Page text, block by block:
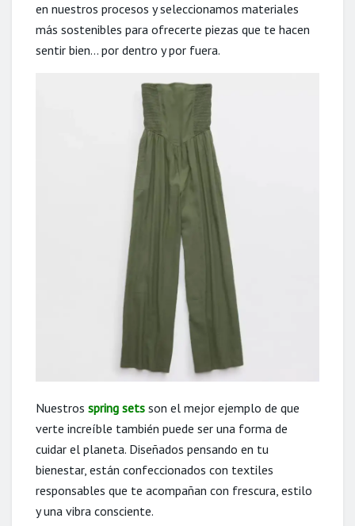
en nuestros procesos y seleccionamos materiales
más sostenibles para ofrecerte piezas que te hacen
sentir bien… por dentro y por fuera.
Nuestros spring sets son el mejor ejemplo de que
verte increíble también puede ser una forma de
cuidar el planeta. Diseñados pensando en tu
bienestar, están confeccionados con textiles
responsables que te acompañan con frescura, estilo
y una vibra consciente.